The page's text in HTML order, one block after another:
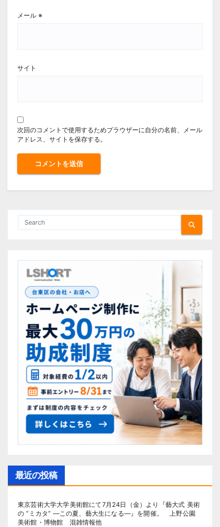
メール ※
サイト
次回のコメントで使用するためブラウザーに自分の名前、メール
アドレス、サイトを保存する。
最近の投稿
東京芸術大学大学美術館にて7月24日（金）より『藝大式 美術
の “ミカタ” ―この夏、藝大生になる―』を開催。 上野公園
美術館・博物館 混雑情報他